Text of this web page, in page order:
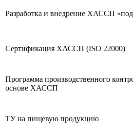
Разработка и внедрение ХАССП
Сертификация ХАССП (ISO 22000)
Программа производственного
основе ХАССП
ТУ на пищевую продукцию